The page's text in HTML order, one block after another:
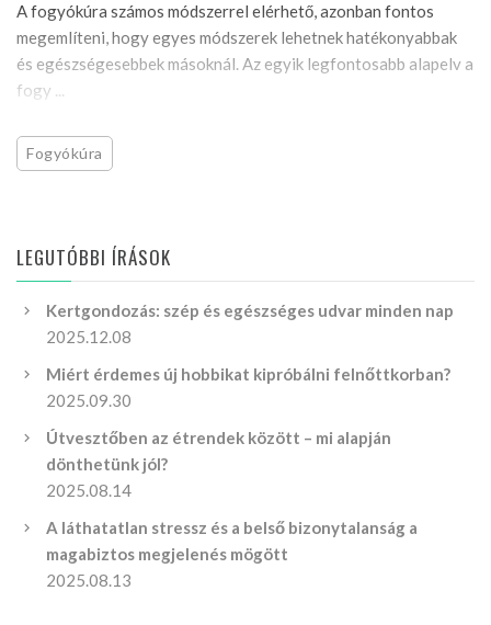
A fogyókúra számos módszerrel elérhető, azonban fontos
megemlíteni, hogy egyes módszerek lehetnek hatékonyabbak
és egészségesebbek másoknál. Az egyik legfontosabb alapelv a
fogy ...
Fogyókúra
LEGUTÓBBI ÍRÁSOK
Kertgondozás: szép és egészséges udvar minden nap
2025.12.08
Miért érdemes új hobbikat kipróbálni felnőttkorban?
2025.09.30
Útvesztőben az étrendek között – mi alapján
dönthetünk jól?
2025.08.14
A láthatatlan stressz és a belső bizonytalanság a
magabiztos megjelenés mögött
2025.08.13